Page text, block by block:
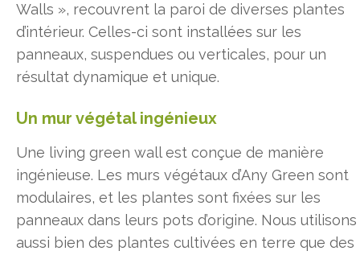
Walls », recouvrent la paroi de diverses plantes
d’intérieur. Celles-ci sont installées sur les
panneaux, suspendues ou verticales, pour un
résultat dynamique et unique.
Un mur végétal ingénieux
Une living green wall est conçue de manière
ingénieuse. Les murs végétaux d’Any Green sont
modulaires, et les plantes sont fixées sur les
panneaux dans leurs pots d’origine. Nous utilisons
aussi bien des plantes cultivées en terre que des